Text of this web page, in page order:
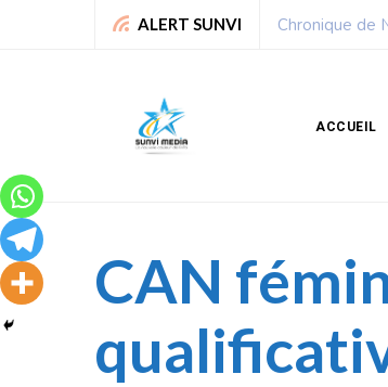
ALERT SUNVI Sport : La
ACCUEIL
CAN